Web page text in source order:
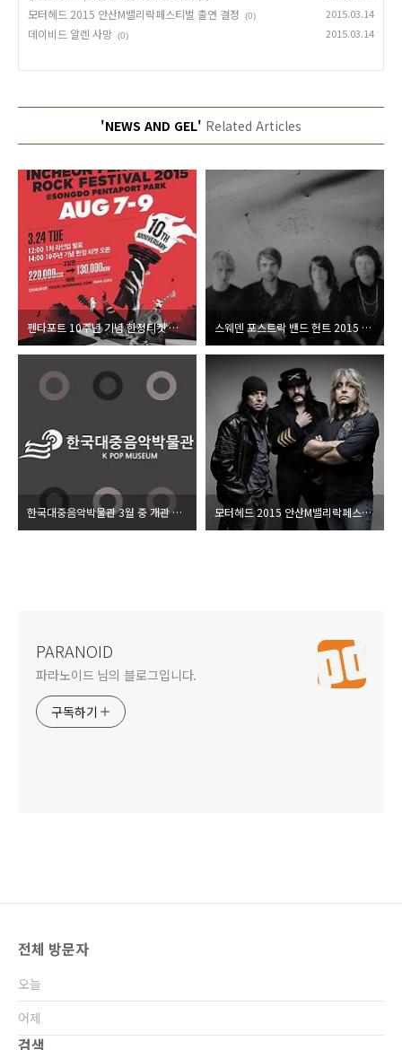
모터헤드 2015 안산M밸리락페스티벌 출연 결정 (0) 2015.03.14
데이비드 알렌 사망 (0) 2015.03.14
'NEWS AND GEL' Related Articles
펜타포트 10주년 기념 한정티켓 오픈 스웨덴 포스트락 밴드 헌트 2015 부산국제단편영화제 초청 팀으로 첫 내한공연
한국대중음악박물관 3월 중 개관 예정 모터헤드 2015 안산M밸리락페스티벌 출연 결정
PARANOID
파라노이드 님의 블로그입니다.
구독하기
전체 방문자
오늘
어제
검색